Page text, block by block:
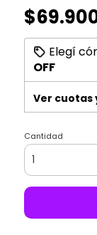
Elegí
OFF
Ver cuotas
Cantidad